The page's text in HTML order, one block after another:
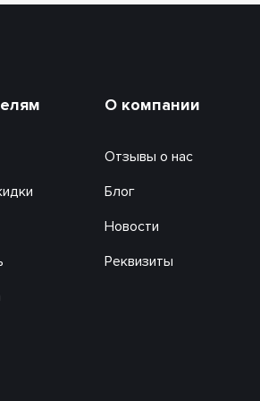
О компании
Отзывы о нас
Блог
Новости
Реквизиты